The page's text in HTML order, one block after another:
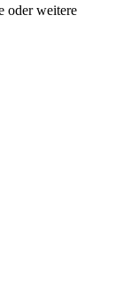
oder weitere